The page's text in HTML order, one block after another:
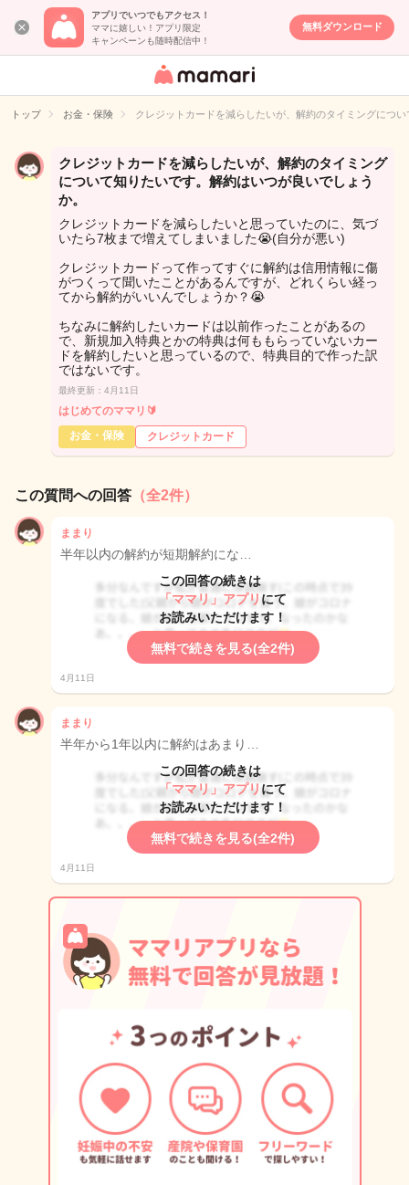
アプリでいつでもアクセス！
ママに嬉しい！アプリ限定
キャンペーンも随時配信中！
無料ダウンロード
女性専用匿名QA
イト
トップ お金・保険 クレジットカードを減らしたいが、解約のタイミングにつ
クレジットカードを減らしたいが、解約のタイミング
について知りたいです。解約はいつが良いでしょう
か。
クレジットカードを減らしたいと思っていたのに、気づ
いたら7枚まで増えてしまいました😭(自分が悪い)
クレジットカードって作ってすぐに解約は信用情報に傷
がつくって聞いたことがあるんですが、どれくらい経っ
てから解約がいいんでしょうか？😭
ちなみに解約したいカードは以前作ったことがあるの
で、新規加入特典とかの特典は何ももらっていないカー
ドを解約したいと思っているので、特典目的で作った訳
ではないです。
最終更新：4月11日
はじめてのママリ🔰
お金・保険
クレジットカード
この質問への回答 （全2件）
ままり
半年以内の解約が短期解約にな…
この回答の続きは
「ママリ」アプリ にて
お読みいただけます！
無料で続きを見る(全2件)
4月11日
ままり
半年から1年以内に解約はあまり…
この回答の続きは
「ママリ」アプリ にて
お読みいただけます！
無料で続きを見る(全2件)
4月11日